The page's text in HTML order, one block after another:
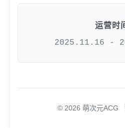
运营时
2025.11.16 -
© 2026 萌次元ACG